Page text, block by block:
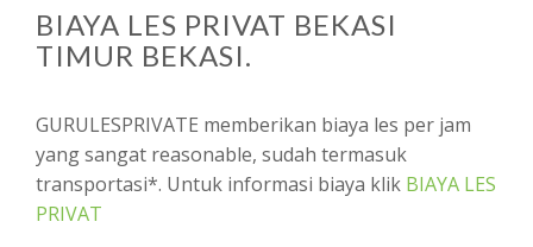
BIAYA LES PRIVAT BEKASI
TIMUR BEKASI.
GURULESPRIVATE memberikan biaya les per jam
yang sangat reasonable, sudah termasuk
transportasi*. Untuk informasi biaya klik BIAYA LES
PRIVAT